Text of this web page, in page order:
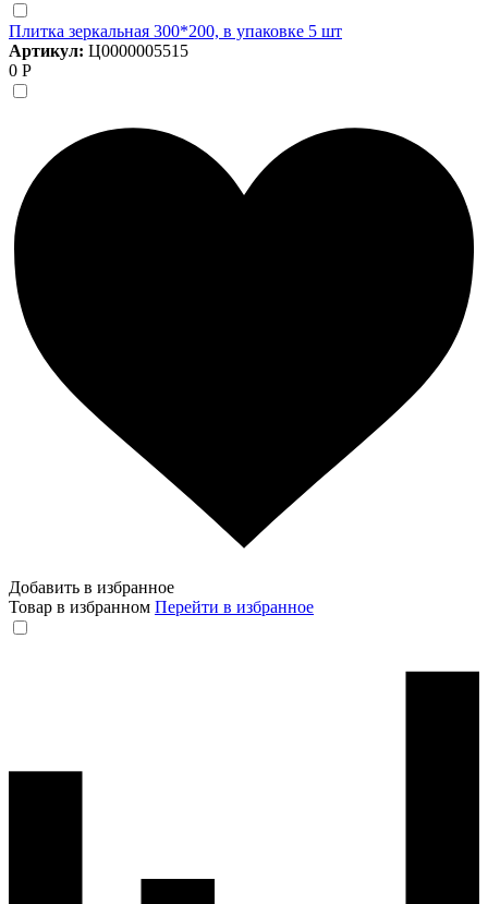
Плитка зеркальная 300*200, в упаковке 5 шт
Артикул: Ц0000005515
0 Р
Добавить в избранное
Товар в избранном Перейти в избранное